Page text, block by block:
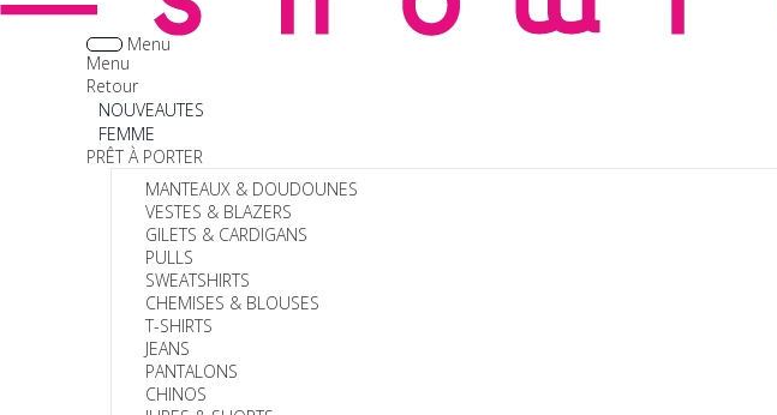
Menu
Menu
Retour
NOUVEAUTES
FEMME
PRÊT À PORTER
MANTEAUX & DOUDOUNES
VESTES & BLAZERS
GILETS & CARDIGANS
PULLS
SWEATSHIRTS
CHEMISES & BLOUSES
T-SHIRTS
JEANS
PANTALONS
CHINOS